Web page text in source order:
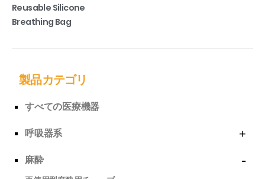
製品カテゴリ
すべての医療機器
呼吸器系
麻酔
Reusable Silicone
Breathing Bag